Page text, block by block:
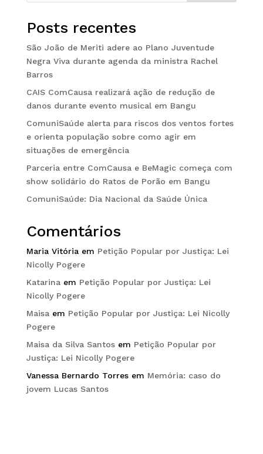
Posts recentes
São João de Meriti adere ao Plano Juventude
Negra Viva durante agenda da ministra Rachel
Barros
CAIS ComCausa realizará ação de redução de
danos durante evento musical em Bangu
ComuniSaúde alerta para riscos dos ventos fortes
e orienta população sobre como agir em
situações de emergência
Parceria entre ComCausa e BeMagic começa com
show solidário do Ratos de Porão em Bangu
ComuniSaúde: Dia Nacional da Saúde Única
Comentários
Maria Vitóriaem Petição Popular por Justiça: Lei
Nicolly Pogere
Katarinaem Petição Popular por Justiça: Lei
Nicolly Pogere
Maisaem Petição Popular por Justiça: Lei Nicolly
Pogere
Maisa da Silva Santosem Petição Popular por
Justiça: Lei Nicolly Pogere
Vanessa Bernardo Torresem Memória: caso do
jovem Lucas Santos